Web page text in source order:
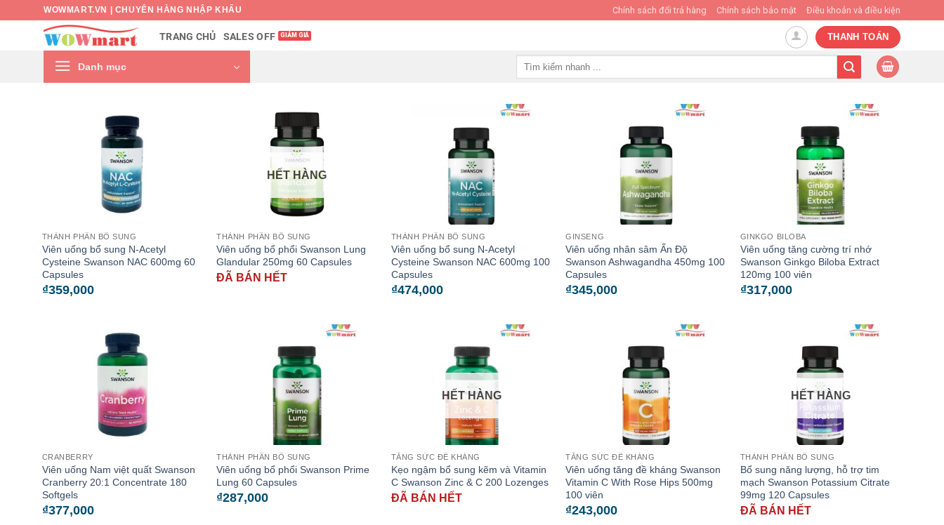
WOWMART.VN | CHUYÊN HÀNG NHẬP KHẨU Chính sách đổi trả hàng Chính sách bảo mật Điều khoản và điều kiện
TRANG CHỦ SALES OFF THANH TOÁN
Danh mục
THÀNH PHẦN BỔ SUNG
Viên uống bổ sung N-Acetyl
Cysteine Swanson NAC 600mg 60
Capsules
₫359,000
HẾT HÀNG
THÀNH PHẦN BỔ SUNG
Viên uống bổ phổi Swanson Lung
Glandular 250mg 60 Capsules
ĐÃ BÁN HẾT
THÀNH PHẦN BỔ SUNG
Viên uống bổ sung N-Acetyl
Cysteine Swanson NAC 600mg 100
Capsules
₫474,000
GINSENG
Viên uống nhân sâm Ấn Độ
Swanson Ashwagandha 450mg 100
Capsules
₫345,000
GINKGO BILOBA
Viên uống tăng cường trí nhớ
Swanson Ginkgo Biloba Extract
120mg 100 viên
₫317,000
CRANBERRY
Viên uống Nam việt quất Swanson
Cranberry 20:1 Concentrate 180
Softgels
₫377,000
THÀNH PHẦN BỔ SUNG
Viên uống bổ phổi Swanson Prime
Lung 60 Capsules
₫287,000
HẾT HÀNG
TĂNG SỨC ĐỀ KHÁNG
Kẹo ngậm bổ sung kẽm và Vitamin
C Swanson Zinc & C 200 Lozenges
ĐÃ BÁN HẾT
TĂNG SỨC ĐỀ KHÁNG
Viên uống tăng đề kháng Swanson
Vitamin C With Rose Hips 500mg
100 viên
₫243,000
HẾT HÀNG
THÀNH PHẦN BỔ SUNG
Bổ sung năng lượng, hỗ trợ tim
mạch Swanson Potassium Citrate
99mg 120 Capsules
ĐÃ BÁN HẾT